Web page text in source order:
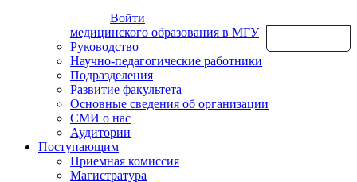
Войти
медицинского образования в МГУ
Руководство
Научно-педагогические работники
Подразделения
Развитие факультета
Основные сведения об организации
СМИ о нас
Аудитории
Поступающим
Приемная комиссия
Магистратура